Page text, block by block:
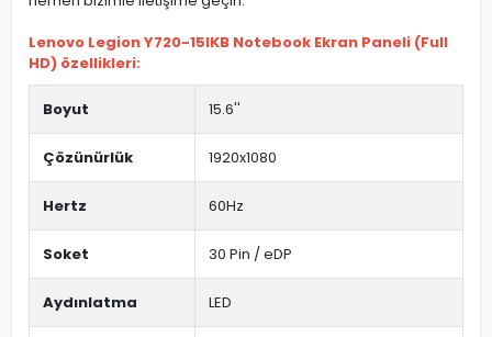
Lenovo Legion Y720-15IKB Notebook Ekran Paneli (Full
HD) özellikleri:
Boyut 15.6''
Çözünürlük 1920x1080
Hertz 60Hz
Soket 30 Pin / eDP
Aydınlatma LED